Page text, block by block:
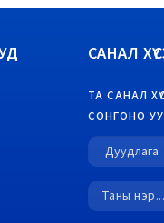
САНАЛ
ТА САНАЛ
СОНГОНО УУ